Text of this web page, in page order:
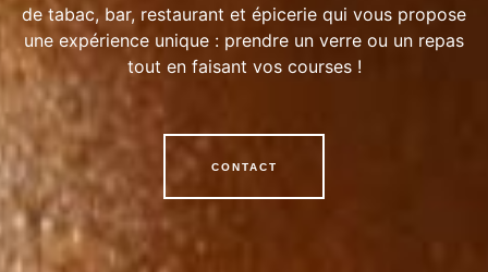
de tabac, bar, restaurant et épicerie qui vous propose
une expérience unique : prendre un verre ou un repas
tout en faisant vos courses !
CONTACT